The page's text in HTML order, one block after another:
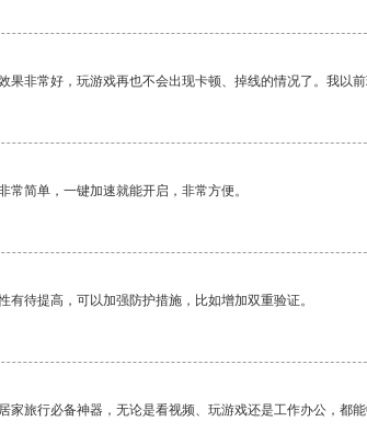
果非常好，玩游戏再也不会出现卡顿、掉线的情况了。我以
常简单，一键加速就能开启，非常方便。
有待提高，可以加强防护措施，比如增加双重验证。
家旅行必备神器，无论是看视频、玩游戏还是工作办公，都